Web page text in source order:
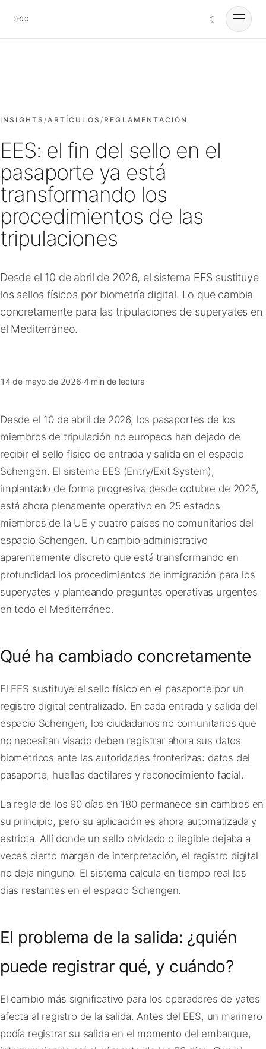
Cursorio
☾
Cursorio Manager
Herramientas
Insights
Nosotros
FAQ
Contacto
INSIGHTS/ARTÍCULOS / REGLAMENTACIÓN
EES: el fin del sello en el
pasaporte ya está
transformando los
procedimientos de las
tripulaciones
Desde el 10 de abril de 2026, el sistema EES sustituye
los sellos físicos por biometría digital. Lo que cambia
concretamente para las tripulaciones de superyates en
el Mediterráneo.
14 de mayo de 2026·4 min de lectura
Desde el 10 de abril de 2026, los pasaportes de los
miembros de tripulación no europeos han dejado de
recibir el sello físico de entrada y salida en el espacio
Schengen. El sistema EES (Entry/Exit System),
implantado de forma progresiva desde octubre de 2025,
está ahora plenamente operativo en 25 estados
miembros de la UE y cuatro países no comunitarios del
espacio Schengen. Un cambio administrativo
aparentemente discreto que está transformando en
profundidad los procedimientos de inmigración para los
superyates y planteando preguntas operativas urgentes
en todo el Mediterráneo.
Qué ha cambiado concretamente
El EES sustituye el sello físico en el pasaporte por un
registro digital centralizado. En cada entrada y salida del
espacio Schengen, los ciudadanos no comunitarios que
no necesitan visado deben registrar ahora sus datos
biométricos ante las autoridades fronterizas: datos del
pasaporte, huellas dactilares y reconocimiento facial.
La regla de los 90 días en 180 permanece sin cambios en
su principio, pero su aplicación es ahora automatizada y
estricta. Allí donde un sello olvidado o ilegible dejaba a
veces cierto margen de interpretación, el registro digital
no deja ninguno. El sistema calcula en tiempo real los
días restantes en el espacio Schengen.
El problema de la salida: ¿quién
puede registrar qué, y cuándo?
El cambio más significativo para los operadores de yates
afecta al registro de la salida. Antes del EES, un marinero
podía registrar su salida en el momento del embarque,